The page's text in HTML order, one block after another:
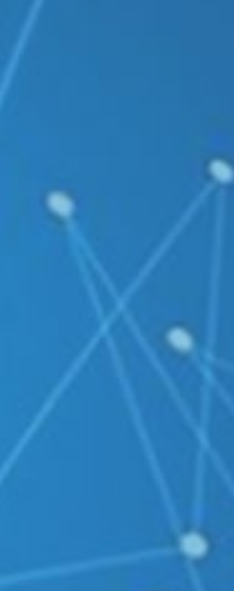
lý bảo hành
động kinh doanh của